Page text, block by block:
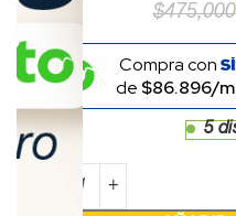
$475,000
Compra con
de $86.896/
5